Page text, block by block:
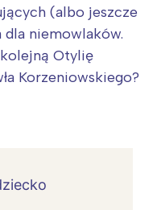
(albo jeszcze
dla niemowlaków.
Otylię
Korzeniowskiego?